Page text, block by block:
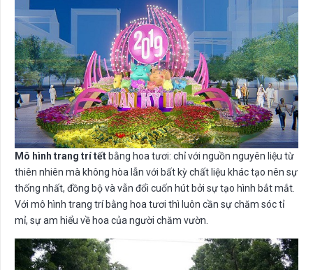
Mô hình trang trí tết bằng hoa tươi: chỉ với nguồn nguyên liệu từ
thiên nhiên mà không hòa lẫn với bất kỳ chất liệu khác tạo nên sự
thống nhất, đồng bộ và vẫn đổi cuốn hút bởi sự tạo hình bắt mắt.
Với mô hình trang trí bằng hoa tươi thì luôn cần sự chăm sóc tỉ
mỉ, sự am hiểu về hoa của người chăm vườn.